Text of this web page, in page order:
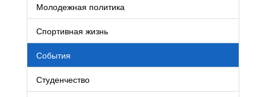
Молодежная политика
Спортивная жизнь
События
Студенчество